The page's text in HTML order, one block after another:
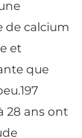
calcium
et
que
28 ans ont